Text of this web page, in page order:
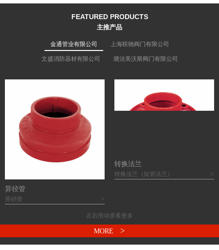
FEATURED PRODUCTS
主推产品
金通管业有限公司 上海联驰阀门有限公司
文盛消防器材有限公司 塘沽美沃斯阀门有限公司
异径管
异径管 >
转换法兰
转换法兰（短管法兰） >
左右滑动查看更多
MORE >